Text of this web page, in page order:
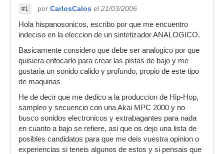
#1 por CarlosCalos el 21/03/2006
Hola hispanosonicos, escribo por que me encuentro
indeciso en la eleccion de un sintetizador ANALOGICO.
Basicamente considero que debe ser analogico por que
quisiera enfocarlo para crear las pistas de bajo y me
gustaria un sonido calido y profundo, propio de este tipo
de maquinas
He de decir que me dedico a la produccion de Hip-Hop,
sampleo y secuencio con una Akai MPC 2000 y no
busco sonidos electronicos y extrabagantes para nada
en cuanto a bajo se refiere, asi que os dejo una lista de
posibles candidatos para que me deis vuestra opinion o
experiencias si teneis algunos de estos y si pensais que